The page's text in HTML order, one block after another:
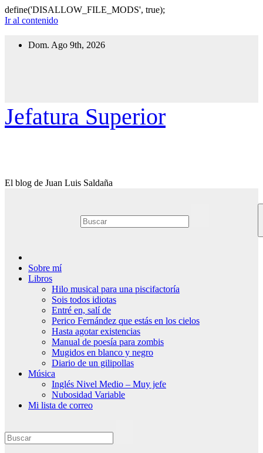
define('DISALLOW_FILE_MODS', true);
Ir al contenido
Dom. Ago 9th, 2026
Jefatura Superior
El blog de Juan Luis Saldaña
Sobre mí
Libros
Hilo musical para una piscifactoría
Sois todos idiotas
Entré en, salí de
Perico Fernández que estás en los cielos
Hasta agotar existencias
Manual de poesía para zombis
Mugidos en blanco y negro
Diario de un gilipollas
Música
Inglés Nivel Medio – Muy jefe
Nubosidad Variable
Mi lista de correo